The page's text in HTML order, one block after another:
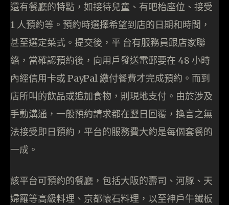
還有餐廳的特點，如接待兒童、有吧枱座位、接受
1 人預約等。預約時選擇希望到店的日期和時間，
甚至選定菜式。提交後，平 台有服務員跟店家聯
絡，當確認預約後，向用戶發送電郵要在 48 小時
內經信用卡或 PayPal 繳付餐費才完成預約。而到
店所叫的飲品或追加食物，則現地支付。由於涉及
手動溝通，一般預約請求都在翌日回覆，換言之無
法接受即日預約，平台的服務費大約是每個套餐的
一成。
該平台可預約的餐廳，包括大阪的壽司、河豚、天
婦羅等高級料理、京都懷石料理，以至神戶牛鐵板